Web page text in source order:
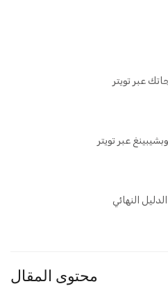
عبر تويتر
عبر تويتر
النهائي
محتوى المقال